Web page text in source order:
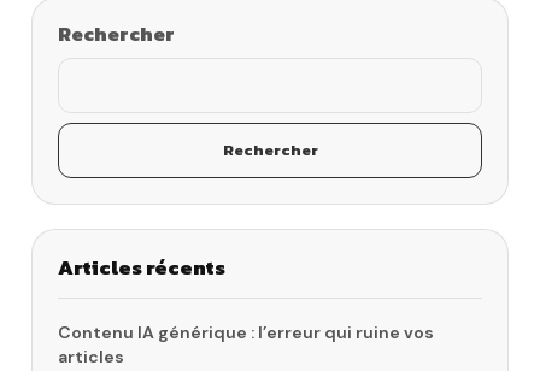
Rechercher
Rechercher
Articles récents
Contenu IA générique : l’erreur qui ruine vos
articles